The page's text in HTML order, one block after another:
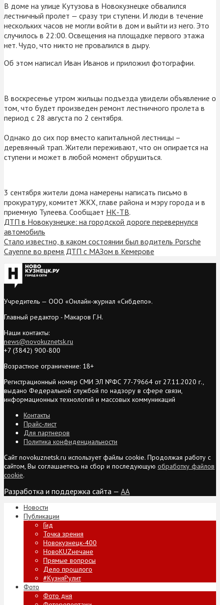
В доме на улице Кутузова в Новокузнецке обвалился
лестничный пролет — сразу три ступени. И люди в течение
нескольких часов не могли войти в дом и выйти из него. Это
случилось в 22:00. Освещения на площадке первого этажа
нет. Чудо, что никто не провалился в дыру.
Об этом написал Иван Иванов и приложил фотографии.
В воскресенье утром жильцы подъезда увидели объявление о
том, что будет произведен ремонт лестничного пролета в
период с 28 августа по 2 сентября.
Однако до сих пор вместо капитальной лестницы –
деревянный трап. Жители переживают, что он опирается на
ступени и может в любой момент обрушиться.
3 сентября жители дома намерены написать письмо в
прокуратуру, комитет ЖКХ, главе района и мэру города и в
приемную Тулеева. Сообщает НК-ТВ.
ДТП в Новокузнецке: на городской дороге перевернулся
автомобиль
Стало известно, в каком состоянии был водитель Porsche
Cayenne во время ДТП с МАЗом в Кемерове
Учредитель — ООО «Онлайн-журнал «Сибдепо».
Главный редактор - Макаров Г.Н.
Наши контакты:
news@novokuznetsk.ru
+7 (3842) 900-800
Возрастное ограничение: 18+
Регистрационный номер СМИ ЭЛ №ФС 77-79664 от 27.11.2020 г.,
выдано Федеральной службой по надзору в сфере связи,
информационных технологий и массовых коммуникаций
Контакты
Прайс-лист
Для партнеров
Политика конфиденциальности
Сайт novokuznetsk.ru использует файлы cookie. Продолжая работу с
сайтом, Вы соглашаетесь на сбор и последующую обработку файлов
cookie.
Разработка и поддержка сайта — AA
Новости
Публикации
Гид
Точка зрения
Новокузнецк-400
НовоKUZнечане
Прямые вопросы
Дело прошлого
#КузняРулит
Фото
Фото дня